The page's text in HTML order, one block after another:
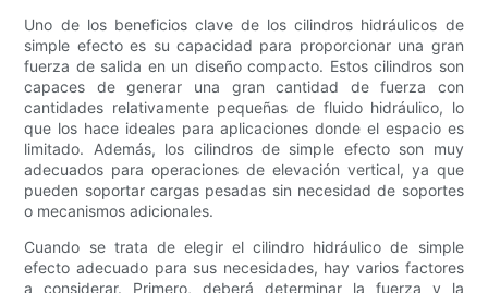
Uno de los beneficios clave de los cilindros hidráulicos de
simple efecto es su capacidad para proporcionar una gran
fuerza de salida en un diseño compacto. Estos cilindros son
capaces de generar una gran cantidad de fuerza con
cantidades relativamente pequeñas de fluido hidráulico, lo
que los hace ideales para aplicaciones donde el espacio es
limitado. Además, los cilindros de simple efecto son muy
adecuados para operaciones de elevación vertical, ya que
pueden soportar cargas pesadas sin necesidad de soportes
o mecanismos adicionales.
Cuando se trata de elegir el cilindro hidráulico de simple
efecto adecuado para sus necesidades, hay varios factores
a considerar. Primero, deberá determinar la fuerza y ​​la